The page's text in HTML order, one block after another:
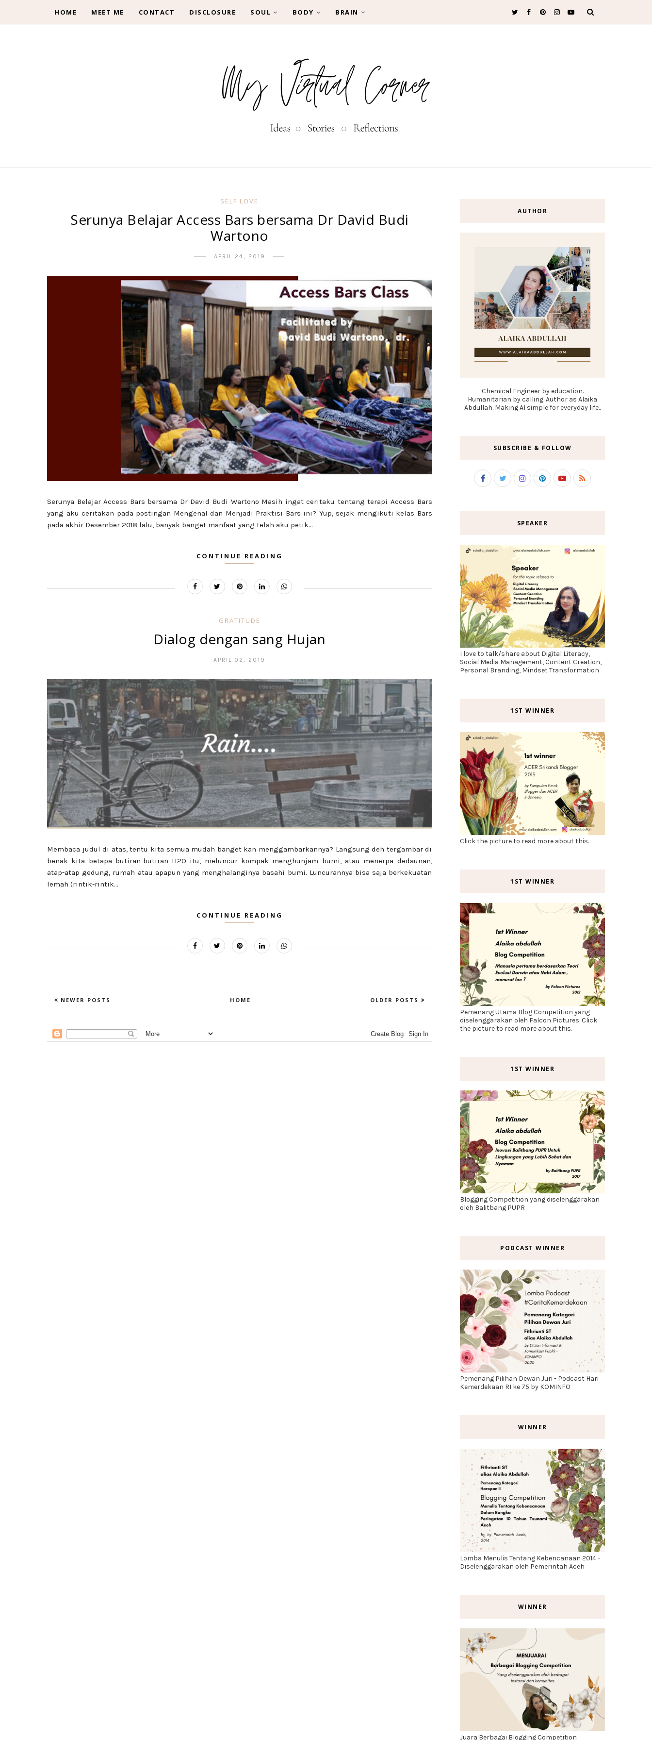
HOME MEET ME CONTACT DISCLOSURE SOUL BODY BRAIN
SELF LOVE
Serunya Belajar Access Bars bersama Dr David Budi
Wartono
APRIL 24, 2019
Serunya Belajar Access Bars bersama Dr David Budi Wartono Masih ingat ceritaku tentang terapi Access Bars
yang aku ceritakan pada postingan Mengenal dan Menjadi Praktisi Bars ini? Yup, sejak mengikuti kelas Bars
pada akhir Desember 2018 lalu, banyak banget manfaat yang telah aku petik...
CONTINUE READING
GRATITUDE
Dialog dengan sang Hujan
APRIL 02, 2019
Membaca judul di atas, tentu kita semua mudah banget kan menggambarkannya? Langsung deh tergambar di
benak kita betapa butiran-butiran H2O itu, meluncur kompak menghunjam bumi, atau menerpa dedaunan,
atap-atap gedung, rumah atau apapun yang menghalanginya basahi bumi. Luncurannya bisa saja berkekuatan
lemah (rintik-rintik...
CONTINUE READING
NEWER POSTS OLDER POSTS
HOME
AUTHOR
Chemical Engineer by education.
Humanitarian by calling. Author as Alaika
Abdullah. Making AI simple for everyday life..
SUBSCRIBE & FOLLOW
SPEAKER
I love to talk/share about Digital Literacy,
Social Media Management, Content Creation,
Personal Branding, Mindset Transformation
1ST WINNER
Click the picture to read more about this.
1ST WINNER
Pemenang Utama Blog Competition yang
diselenggarakan oleh Falcon Pictures. Click
the picture to read more about this.
1ST WINNER
Blogging Competition yang diselenggarakan
oleh Balitbang PUPR
PODCAST WINNER
Pemenang Pilihan Dewan Juri - Podcast Hari
Kemerdekaan RI ke 75 by KOMINFO
WINNER
Lomba Menulis Tentang Kebencanaan 2014 -
Diselenggarakan oleh Pemerintah Aceh
WINNER
Juara Berbagai Blogging Competition